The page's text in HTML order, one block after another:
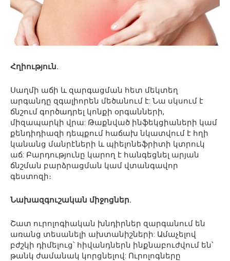
Հղիություն.
Սաղմի աճի և զարգացման հետ մեկտեղ
արգանդը զգալիորեն մեծանում է: Նա սկսում է
ճնշում գործադրել կոնքի օրգանների,
միզապարկի վրա: Թաքնված ինֆեկցիաների կամ
քենդիդիազի դեպքում հաճախ նկատվում է հղի
կանանց մանրէների և պիելոնեֆրիտի կտրուկ
աճ: Բարդությունը կարող է հանգեցնել արյան
ճնշման բարձրացման կամ վտանգավոր
գեստոզի։
Նախազգուշական միջոցներ.
Շատ ուրոլոգիական խնդիրներ զարգանում են
առանց տեսանելի ախտանիշների: Ամաչելով
բժշկի դիմելուց՝ հիվանդներն ինքնաբուժվում են՝
թանկ ժամանակ կորցնելով: Ուրոլոգները